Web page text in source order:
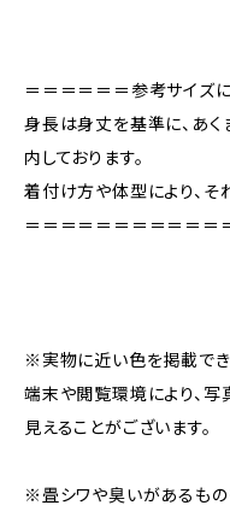
＝＝＝＝＝＝参考サイズ
身長は身丈を基準に、あ
内しております。
着付け方や体型により、そ
＝＝＝＝＝＝＝＝＝＝＝
※実物に近い色を掲載でき
端末や閲覧環境により、
見えることがございます。
※畳シワや臭いがあるもの